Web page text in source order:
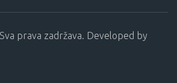
prava zadržava. Developed by